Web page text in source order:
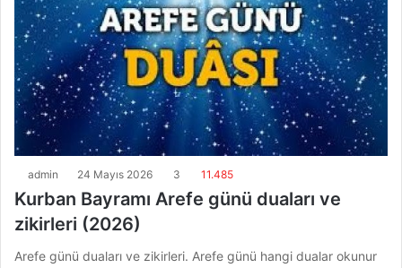
admin 24 Mayıs 2026 3 11.485
Kurban Bayramı Arefe günü duaları ve
zikirleri (2026)
Arefe günü duaları ve zikirleri. Arefe günü hangi dualar okunur